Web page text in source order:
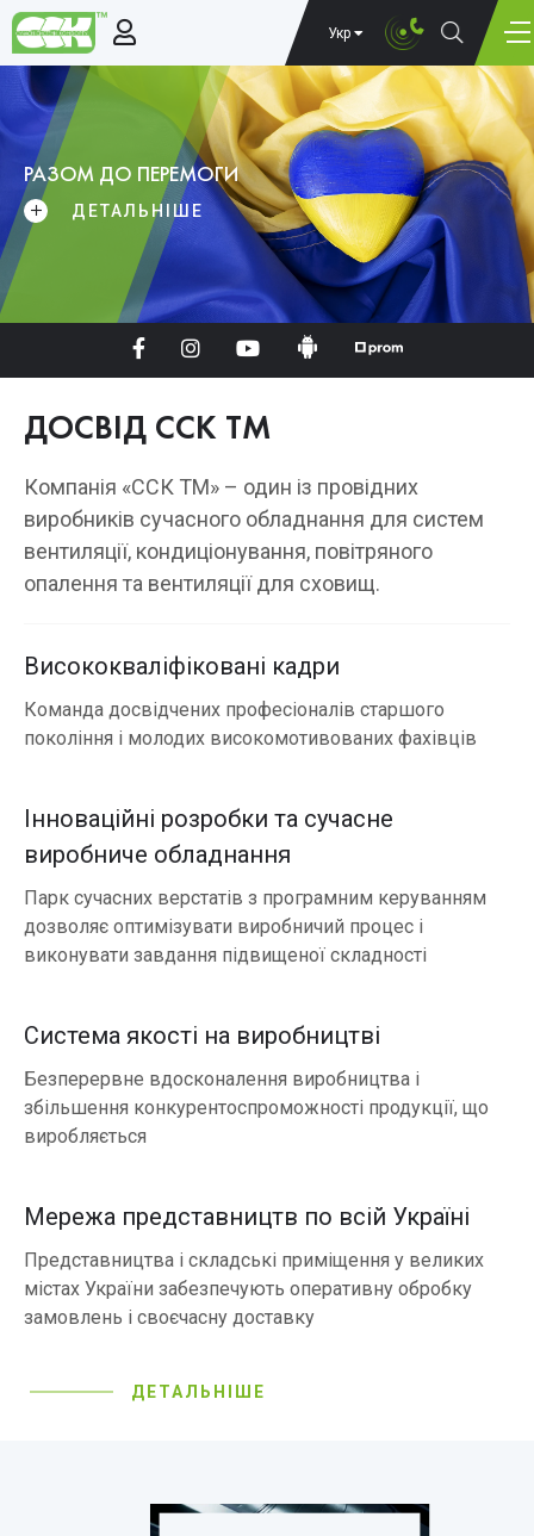
Укр
РАЗОМ ДО ПЕРЕМОГИ
ДЕТАЛЬНІШЕ
ДОСВІД ССК ТМ
Компанія «ССК ТМ» – один із провідних
виробників сучасного обладнання для систем
вентиляції, кондиціонування, повітряного
опалення та вентиляції для сховищ.
Висококваліфіковані кадри
Команда досвідчених професіоналів старшого
покоління і молодих високомотивованих фахівців
Інноваційні розробки та сучасне
виробниче обладнання
Парк сучасних верстатів з програмним керуванням
дозволяє оптимізувати виробничий процес і
виконувати завдання підвищеної складності
Система якості на виробництві
Безперервне вдосконалення виробництва і
збільшення конкурентоспроможності продукції, що
виробляється
Мережа представництв по всій Україні
Представництва і складські приміщення у великих
містах України забезпечують оперативну обробку
замовлень і своєчасну доставку
ДЕТАЛЬНІШЕ